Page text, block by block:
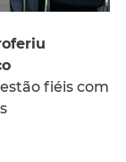
fiéis com